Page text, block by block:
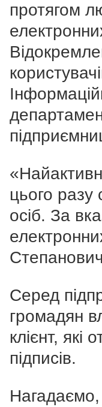
протягом
цього
осіб. За
Серед
громадян
клієнт,
підписів.